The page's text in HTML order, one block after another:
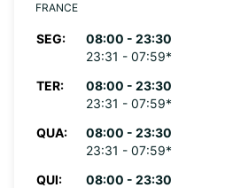
FRANCE
SEG:
08:00 - 23:30
23:31 - 07:59*
TER:
08:00 - 23:30
23:31 - 07:59*
QUA:
08:00 - 23:30
23:31 - 07:59*
QUI:
08:00 - 23:30